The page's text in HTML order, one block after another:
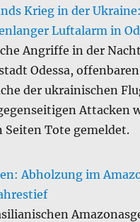
Krieg in der Ukraine:
Luftalarm in
Angriffe in der
Odessa,
der ukrainischen
Attacken
Seiten Tote gemeldet.
Abholzung im